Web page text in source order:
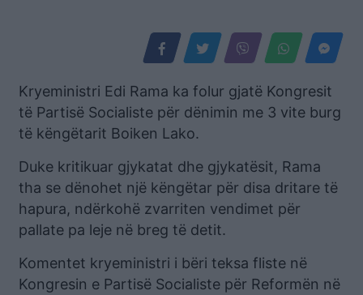
Kryeministri Edi Rama ka folur gjatë Kongresit
të Partisë Socialiste për dënimin me 3 vite burg
të këngëtarit Boiken Lako.
Duke kritikuar gjykatat dhe gjykatësit, Rama
tha se dënohet një këngëtar për disa dritare të
hapura, ndërkohë zvarriten vendimet për
pallate pa leje në breg të detit.
Komentet kryeministri i bëri teksa fliste në
Kongresin e Partisë Socialiste për Reformën në